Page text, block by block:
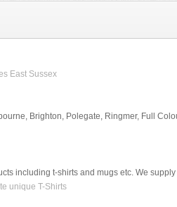
East Sussex
Brighton, Polegate, Ringmer, Full
including t-shirts and mugs etc. We
unique T-Shirts